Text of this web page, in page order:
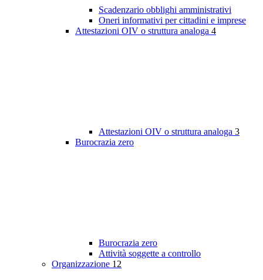
Scadenzario obblighi amministrativi
Oneri informativi per cittadini e imprese
Attestazioni OIV o struttura analoga 4
Attestazioni OIV o struttura analoga 3
Burocrazia zero
Burocrazia zero
Attività soggette a controllo
Organizzazione 12